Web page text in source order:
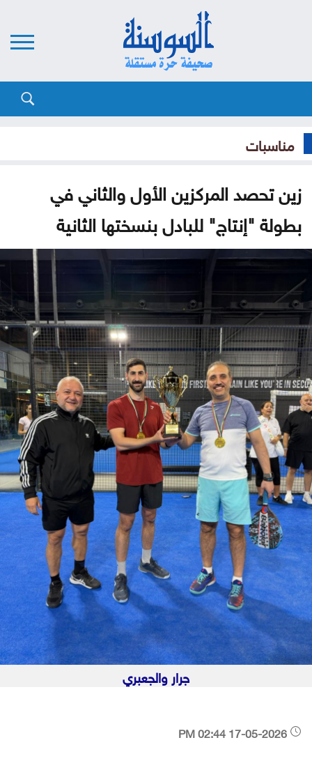
مناسبات
زين تحصد المركزين الأول والثاني في
بطولة "إنتاج" للبادل بنسختها الثانية
جرار والجعبري